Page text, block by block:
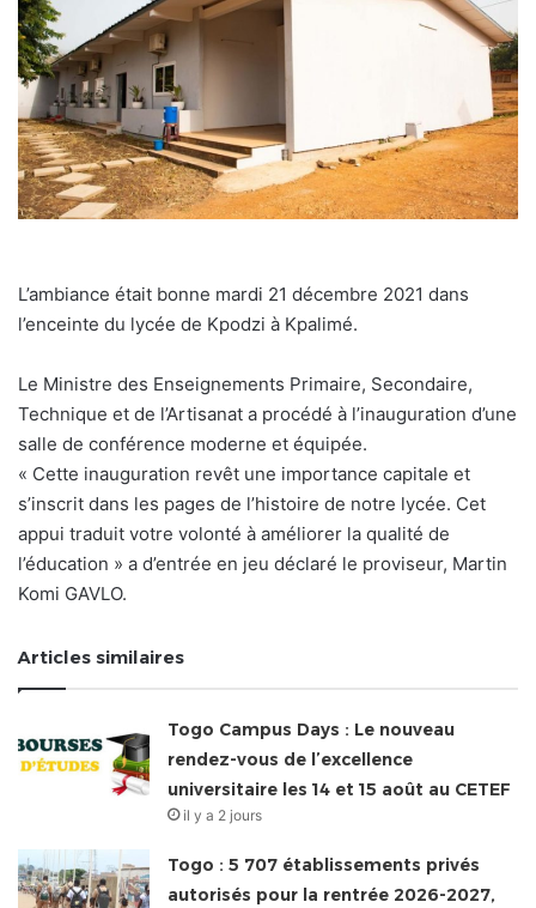
L’ambiance était bonne mardi 21 décembre 2021 dans
l’enceinte du lycée de Kpodzi à Kpalimé.
Le Ministre des Enseignements Primaire, Secondaire,
Technique et de l’Artisanat a procédé à l’inauguration d’une
salle de conférence moderne et équipée.
« Cette inauguration revêt une importance capitale et
s’inscrit dans les pages de l’histoire de notre lycée. Cet
appui traduit votre volonté à améliorer la qualité de
l’éducation » a d’entrée en jeu déclaré le proviseur, Martin
Komi GAVLO.
Articles similaires
Togo Campus Days : Le nouveau
rendez-vous de l’excellence
universitaire les 14 et 15 août au CETEF
il y a 2 jours
Togo : 5 707 établissements privés
autorisés pour la rentrée 2026-2027,